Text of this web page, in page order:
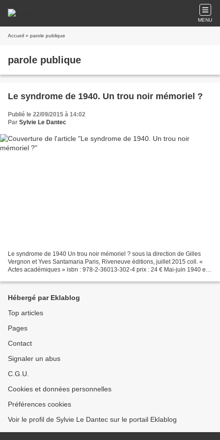
MENU
Accueil » parole publique
parole publique
Le syndrome de 1940. Un trou noir mémoriel ?
Publié le 22/09/2015 à 14:02
Par Sylvie Le Dantec
Le syndrome de 1940 Un trou noir mémoriel ? sous la direction de Gilles
Vergnon et Yves Santamaria Paris, Riveneuve éditions, juillet 2015 coll. «
Actes académiques » isbn : 978-2-36013-302-4 prix : 24 € Mai-juin 1940 est
Hébergé par Eklablog
Top articles
Pages
Contact
Signaler un abus
C.G.U.
Cookies et données personnelles
Préférences cookies
Voir le profil de Sylvie Le Dantec sur le portail Eklablog